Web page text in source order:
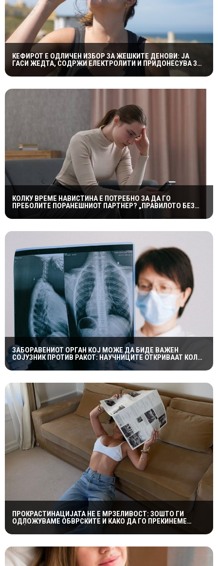
КЕФИРОТ Е ОДЛИЧЕН ИЗБОР ЗА ЖЕШКИТЕ ДЕНОВИ: ЈА
ГАСИ ЖЕДТА, СОДРЖИ ЕЛЕКТРОЛИТИ И ПРИДОНЕСУВА ЗА
ЗДРАВА ДИГЕСТИЈА
КОЛКУ ВРЕМЕ НАВИСТИНА Е ПОТРЕБНО ЗА ДА ГО
ПРЕБОЛИТЕ ПОРАНЕШНИОТ ПАРТНЕР? „ПРАВИЛОТО БЕЗ
КОНТАКТ“ НЕ Е МАГИЧНА ФОРМУЛА
ЗАБОРАВЕНИОТ ОРГАН КОЈ МОЖЕ ДА БИДЕ ВАЖЕН
СОЈУЗНИК ПРОТИВ РАКОТ: НАУЧНИЦИТЕ ОТКРИВААТ КОЛКУ
Е ЗНАЧАЕН ТИМУСОТ
ПРОКРАСТИНАЦИЈАТА НЕ Е МРЗЕЛИВОСТ: ЗОШТО ГИ
ОДЛОЖУВАМЕ ОБВРСКИТЕ И КАКО ДА ГО ПРЕКИНЕМЕ
МАЃЕПСАНИОТ КРУГ